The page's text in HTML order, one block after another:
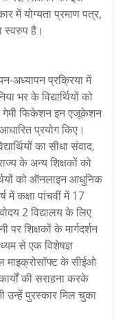
में योग्यता प्रमाण पत्र,
है।
अध्यापन प्रक्रिया में
भर के विद्यार्थियों को
गेमी फिकेशन इन एजूकेशन
आधारित प्रयोग किए।
का सीधा संवाद,
के अन्य शिक्षकों को
को ऑनलाइन आधुनिक
में कक्षा पांचवीं में 17
2 विद्यालय के लिए
पर शिक्षकों के मार्गदर्शन
से एक विशेषज्ञ
माइक्रोसॉफ्ट के सीईओ
की सराहना करके
उन्हें पुरस्कार मिल चुका